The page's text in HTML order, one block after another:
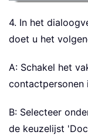
4. In het
doet u het
A: Schakel het
contactpersonen
B: Selecteer
de keuzelijst